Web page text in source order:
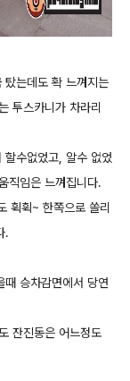
는데도 확 느껴지는
투스카니가 차라리
할수없었고, 알수 없었
직임은 느껴집니다.
휙휙~ 한쪽으로 쏠리
.
승차감면에서 당연
잔진동은 어느정도